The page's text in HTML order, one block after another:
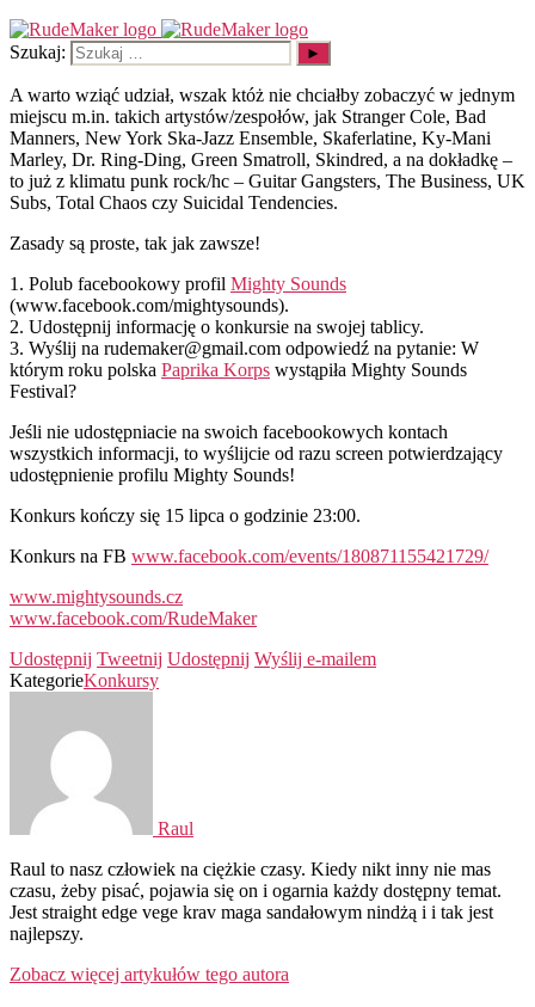
Szukaj:
A warto wziąć udział, wszak któż nie chciałby zobaczyć w jednym
miejscu m.in. takich artystów/zespołów, jak Stranger Cole, Bad
Manners, New York Ska-Jazz Ensemble, Skaferlatine, Ky-Mani
Marley, Dr. Ring-Ding, Green Smatroll, Skindred, a na dokładkę –
to już z klimatu punk rock/hc – Guitar Gangsters, The Business, UK
Subs, Total Chaos czy Suicidal Tendencies.
Zasady są proste, tak jak zawsze!
1. Polub facebookowy profil Mighty Sounds
(www.facebook.com/mightysounds).
2. Udostępnij informację o konkursie na swojej tablicy.
3. Wyślij na rudemaker@gmail.com odpowiedź na pytanie: W
którym roku polska Paprika Korps wystąpiła Mighty Sounds
Festival?
Jeśli nie udostępniacie na swoich facebookowych kontach
wszystkich informacji, to wyślijcie od razu screen potwierdzający
udostępnienie profilu Mighty Sounds!
Konkurs kończy się 15 lipca o godzinie 23:00.
Konkurs na FB www.facebook.com/events/180871155421729/
www.mightysounds.cz
www.facebook.com/RudeMaker
Udostępnij Tweetnij Udostępnij Wyślij e-mailem
KategorieKonkursy
Raul
Raul to nasz człowiek na ciężkie czasy. Kiedy nikt inny nie mas
czasu, żeby pisać, pojawia się on i ogarnia każdy dostępny temat.
Jest straight edge vege krav maga sandałowym nindżą i i tak jest
najlepszy.
Zobacz więcej artykułów tego autora